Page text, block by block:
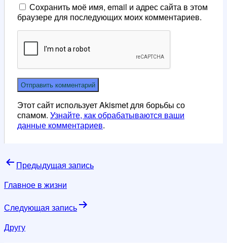
Сохранить моё имя, email и адрес сайта в этом
браузере для последующих моих комментариев.
Этот сайт использует Akismet для борьбы со
спамом. Узнайте, как обрабатываются ваши
данные комментариев.
Навигация
по
Предыдущая запись
Главное в жизни
Следующая запись
Другу